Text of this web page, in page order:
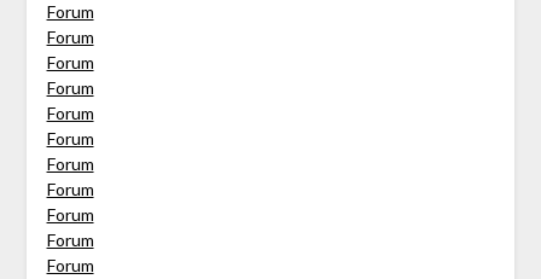
Forum
Forum
Forum
Forum
Forum
Forum
Forum
Forum
Forum
Forum
Forum